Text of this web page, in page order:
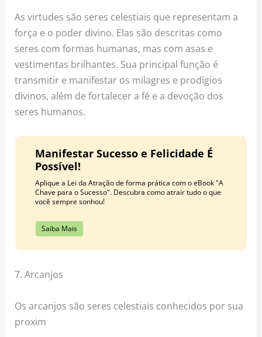
As virtudes são seres celestiais que representam a
força e o poder divino. Elas são descritas como
seres com formas humanas, mas com asas e
vestimentas brilhantes. Sua principal função é
transmitir e manifestar os milagres e prodígios
divinos, além de fortalecer a fé e a devoção dos
seres humanos.
Manifestar Sucesso e Felicidade É
Possível!
Aplique a Lei da Atração de forma prática com o eBook "A
Chave para o Sucesso". Descubra como atrair tudo o que
você sempre sonhou!
Saiba Mais
7. Arcanjos
Os arcanjos são seres celestiais conhecidos por sua
proxim